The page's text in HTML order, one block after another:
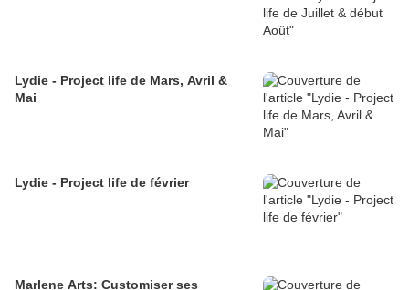
Lydie - Project life de Mars, Avril &
Mai
Lydie - Project life de février
Marlene Arts: Customiser ses